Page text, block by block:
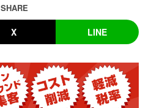
SHARE
X LINE